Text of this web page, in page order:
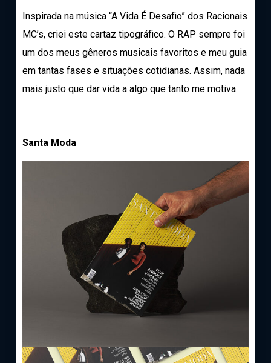
Inspirada na música “A Vida É Desafio” dos Racionais
MC’s, criei este cartaz tipográfico. O RAP sempre foi
um dos meus gêneros musicais favoritos e meu guia
em tantas fases e situações cotidianas. Assim, nada
mais justo que dar vida a algo que tanto me motiva.
Santa Moda